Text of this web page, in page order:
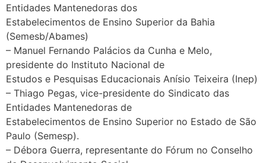
Entidades Mantenedoras dos
Estabelecimentos de Ensino Superior da Bahia
(Semesb/Abames)
– Manuel Fernando Palácios da Cunha e Melo,
presidente do Instituto Nacional de
Estudos e Pesquisas Educacionais Anísio Teixeira (Inep)
– Thiago Pegas, vice-presidente do Sindicato das
Entidades Mantenedoras de
Estabelecimentos de Ensino Superior no Estado de São
Paulo (Semesp).
– Débora Guerra, representante do Fórum no Conselho